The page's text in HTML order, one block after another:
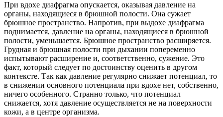
При вдохе диафрагма опускается, оказывая давление на
органы, находящиеся в брюшной полости. Она сужает
брюшное пространство. Напротив, при выдохе диафрагма
поднимается, давление на органы, находящиеся в брюшной
полости, уменьшается. Брюшное пространство расширяется.
Грудная и брюшная полости при дыхании попеременно
испытывают расширение и, соответственно, сужение. Это
факт, который следует по достоинству оценить в другом
контексте. Так как давление регулярно снижает потенциал, то
в снижении основного потенциала при вдохе нет, собственно,
ничего особенного. Странно только, что потенциал
снижается, хотя давление осуществляется не на поверхности
кожи, а в центре организма.